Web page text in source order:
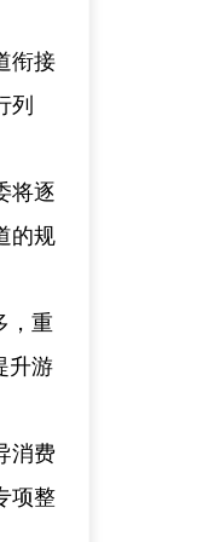
衔接
列
将逐
的规
，重
升游
消费
项整